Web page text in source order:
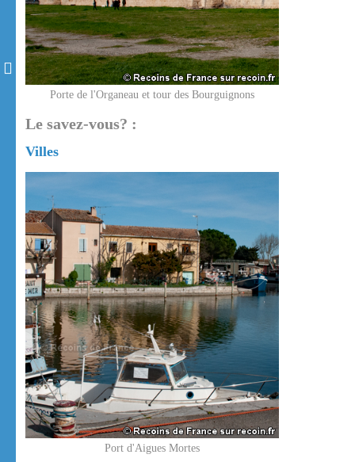
Porte de l'Organeau et tour des Bourguignons
Le savez-vous? :
Villes
Port d'Aigues Mortes